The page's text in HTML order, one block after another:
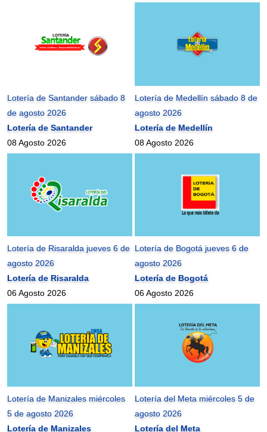
Lotería de Santander sábado 8
de agosto 2026
Lotería de Santander
08 Agosto 2026
Lotería de Medellín sábado 8 de
agosto 2026
Lotería de Medellín
08 Agosto 2026
Lotería de Risaralda jueves 6 de
agosto 2026
Lotería de Risaralda
06 Agosto 2026
Lotería de Bogotá jueves 6 de
agosto 2026
Lotería de Bogotá
06 Agosto 2026
Lotería de Manizales miércoles
5 de agosto 2026
Lotería de Manizales
Lotería del Meta miércoles 5 de
agosto 2026
Lotería del Meta